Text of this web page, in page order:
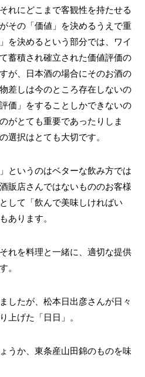
れにどこまで客観性を持たせる
その「価値」を決めるうえで重
を決めるという部分では、ワイ
蓄積され確立された価値評価の
が、日本酒の場合にそのお酒の
差しは今のところ存在しないの
価」をすることしかできないの
がとても重要であったりしま
選択はとても大切です。
というのはベターな飲み方では
販店さんではないもののお客様
して「飲んで美味しければい
あります。
れを料理と一緒に、適切な提供
。
したが、松本日出彦さんが日々
上げた「日日」。
うか、東条産山田錦のものを味